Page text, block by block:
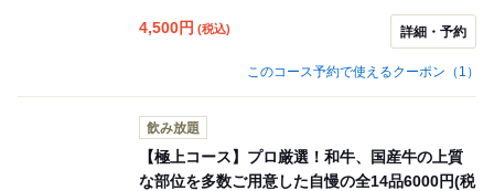
人様1500円(生ビール無し) 2000円(生ビール有り) な
お、飲み放題無しプランは1ドリンク制とさせて頂きま
4,500円 (税込) 詳細・予約
このコース予約で使えるクーポン（1）
飲み放題
【極上コース】プロ厳選！和牛、国産牛の上質
な部位を多数ご用意した自慢の全14品6000円(税